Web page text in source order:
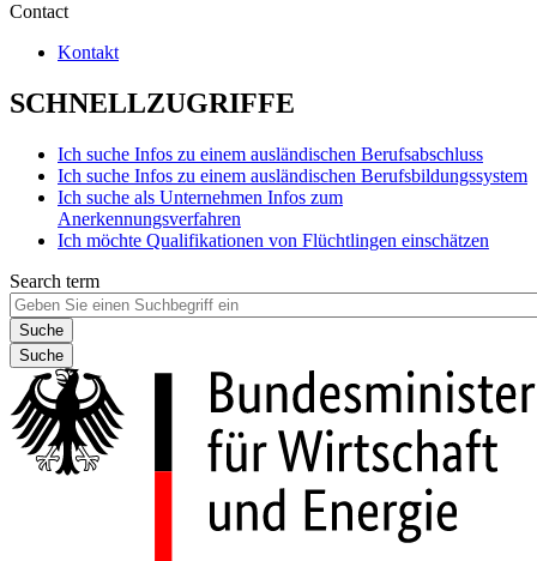
Contact
Kontakt
SCHNELLZUGRIFFE
Ich suche Infos zu einem ausländischen Berufsabschluss
Ich suche Infos zu einem ausländischen Berufsbildungssystem
Ich suche als Unternehmen Infos zum
Anerkennungsverfahren
Ich möchte Qualifikationen von Flüchtlingen einschätzen
Search term
Suche